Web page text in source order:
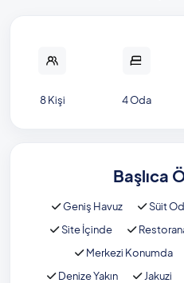
8 Kişi 4 Oda
Başlıca
Geniş Havuz Süit
Site İçinde
Merkezi Konumda
Denize Yakın
Jakuzi